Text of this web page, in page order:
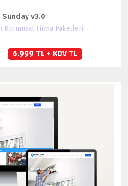
v3.0
Kurumsal Firma Paketleri
6.999 TL + KDV TL
İNCELE
SATIN AL